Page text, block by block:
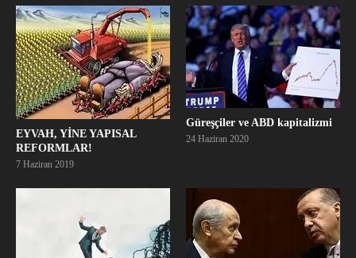
EYVAH, YİNE YAPISAL
REFORMLAR!
7 Haziran 2019
Güreşçiler ve ABD kapitalizmi
24 Haziran 2020